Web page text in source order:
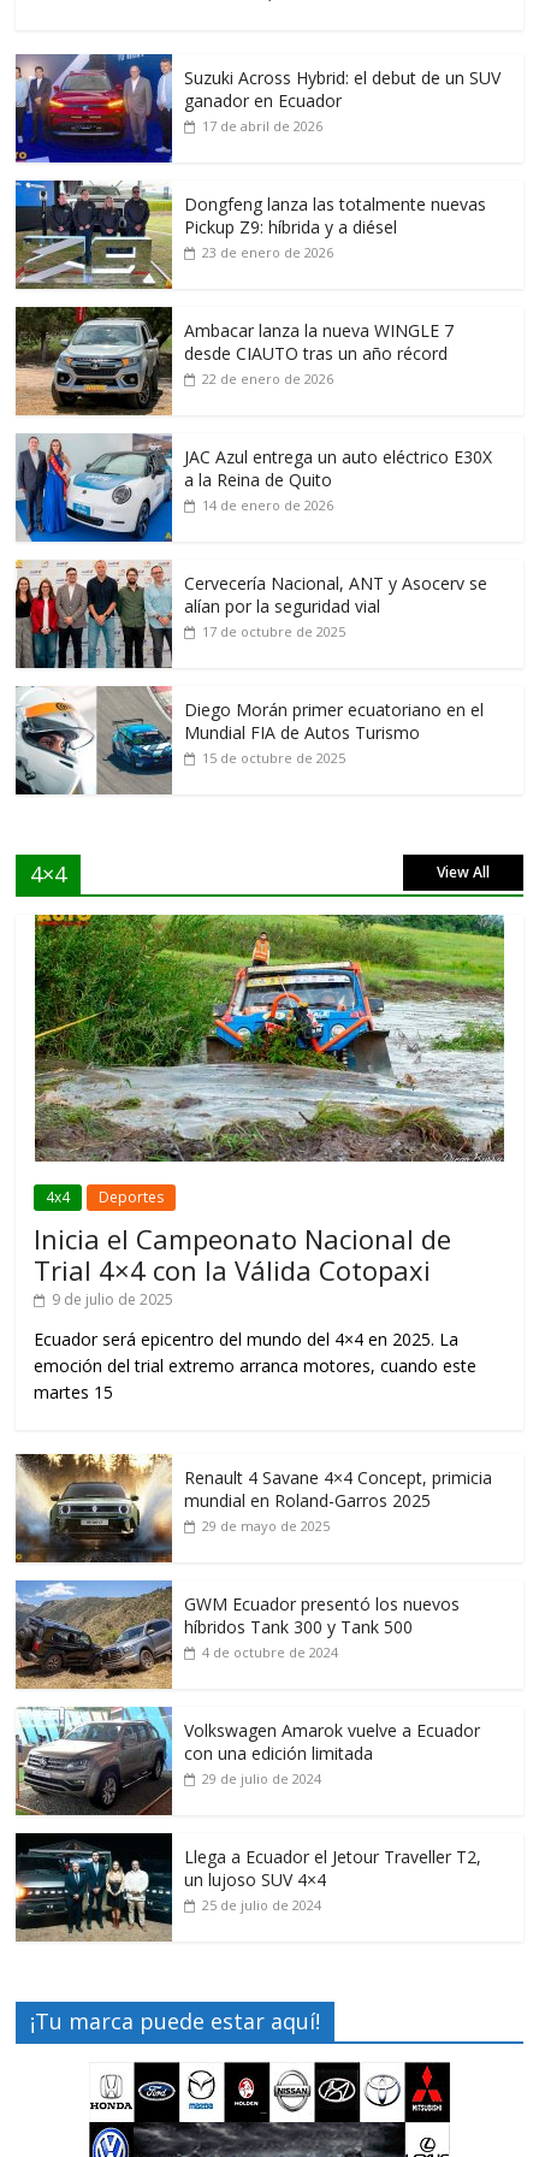
Suzuki Across Hybrid: el debut de un SUV
ganador en Ecuador
17 de abril de 2026
Dongfeng lanza las totalmente nuevas
Pickup Z9: híbrida y a diésel
23 de enero de 2026
Ambacar lanza la nueva WINGLE 7
desde CIAUTO tras un año récord
22 de enero de 2026
JAC Azul entrega un auto eléctrico E30X
a la Reina de Quito
14 de enero de 2026
Cervecería Nacional, ANT y Asocerv se
alían por la seguridad vial
17 de octubre de 2025
Diego Morán primer ecuatoriano en el
Mundial FIA de Autos Turismo
15 de octubre de 2025
4×4 View All
4x4 Deportes
Inicia el Campeonato Nacional de
Trial 4×4 con la Válida Cotopaxi
9 de julio de 2025
Ecuador será epicentro del mundo del 4×4 en 2025. La
emoción del trial extremo arranca motores, cuando este
martes 15
Renault 4 Savane 4×4 Concept, primicia
mundial en Roland-Garros 2025
29 de mayo de 2025
GWM Ecuador presentó los nuevos
híbridos Tank 300 y Tank 500
4 de octubre de 2024
Volkswagen Amarok vuelve a Ecuador
con una edición limitada
29 de julio de 2024
Llega a Ecuador el Jetour Traveller T2,
un lujoso SUV 4×4
25 de julio de 2024
¡Tu marca puede estar aquí!